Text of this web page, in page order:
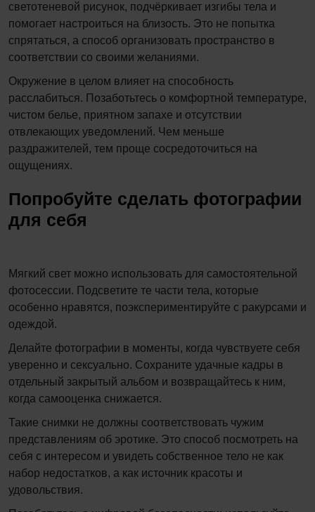
светотеневой рисунок, подчёркивает изгибы тела и
помогает настроиться на близость. Это не попытка
спрятаться, а способ организовать пространство в
соответствии со своими желаниями.
Окружение в целом влияет на способность
расслабиться. Позаботьтесь о комфортной температуре,
чистом белье, приятном запахе и отсутствии
отвлекающих уведомлений. Чем меньше
раздражителей, тем проще сосредоточиться на
ощущениях.
Попробуйте сделать фотографии
для себя
Мягкий свет можно использовать для самостоятельной
фотосессии. Подсветите те части тела, которые
особенно нравятся, поэкспериментируйте с ракурсами и
одеждой.
Делайте фотографии в моменты, когда чувствуете себя
уверенно и сексуально. Сохраните удачные кадры в
отдельный закрытый альбом и возвращайтесь к ним,
когда самооценка снижается.
Такие снимки не должны соответствовать чужим
представлениям об эротике. Это способ посмотреть на
себя с интересом и увидеть собственное тело не как
набор недостатков, а как источник красоты и
удовольствия.